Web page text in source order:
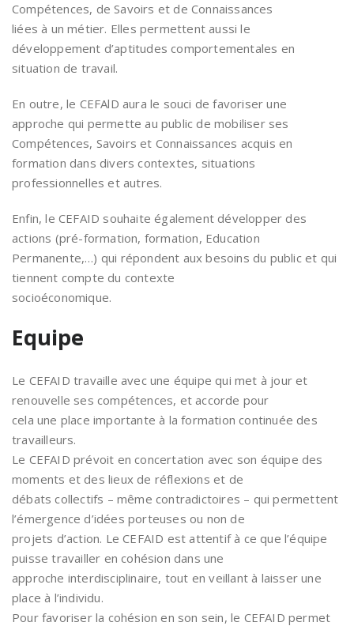
Compétences, de Savoirs et de Connaissances
liées à un métier. Elles permettent aussi le
développement d’aptitudes comportementales en
situation de travail.
En outre, le CEFAlD aura le souci de favoriser une
approche qui permette au public de mobiliser ses
Compétences, Savoirs et Connaissances acquis en
formation dans divers contextes, situations
professionnelles et autres.
Enfin, le CEFAID souhaite également développer des
actions (pré-formation, formation, Education
Permanente,…) qui répondent aux besoins du public et qui
tiennent compte du contexte
socioéconomique.
Equipe
Le CEFAID travaille avec une équipe qui met à jour et
renouvelle ses compétences, et accorde pour
cela une place importante à la formation continuée des
travailleurs.
Le CEFAID prévoit en concertation avec son équipe des
moments et des lieux de réflexions et de
débats collectifs – même contradictoires – qui permettent
l’émergence d’idées porteuses ou non de
projets d’action. Le CEFAID est attentif à ce que l’équipe
puisse travailler en cohésion dans une
approche interdisciplinaire, tout en veillant à laisser une
place à l’individu.
Pour favoriser la cohésion en son sein, le CEFAID permet